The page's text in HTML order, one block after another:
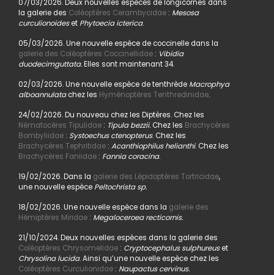
07/03/2026. Deux nouvelles espèces de longicornes dans
la galerie des Coléoptères Cerambycidae: Mesosa
curculionoideset Phytoecia icterica.
05/03/2026. Une nouvelle espèce de coccinelle dans la
galerie des Coléoptères Coccinellidae: Vibidia
duodecimguttata.Elles sont maintenant 34.
02/03/2026. Une nouvelle espèce de tenthrède Macrophya
alboannulatachez les Hyménoptères Tenthredinidae.
24/02/2026. Du nouveau chez les Diptères. Chez les
Nématocères Tipulidae: Tipula bezzii. Chez les Brachycères
Bombyliidae: Systoechus ctenopterus. Chez les
Brachycères Tephritidae: Acanthiophilus helianthi. Chez les
Brachycères Faniidae: Fannia coracina.
19/02/2026. Dans la galerie des Lépidoptères Tortricidae,
une nouvelle espèce Peltochrista sp.
18/02/2026. Une nouvelle espèce dans la galerie des
Hémiptères Miridae: Megaloceroea recticornis.
21/10/2024. Deux nouvelles espèces dans la galerie des
Coléoptères Chrysomelidae: Cryptocephalus sulphureuset
Chrysolina lucida. Ainsi qu’une nouvelle espèce chez les
Coléoptères Curculionidae : Naupactus cervinus.